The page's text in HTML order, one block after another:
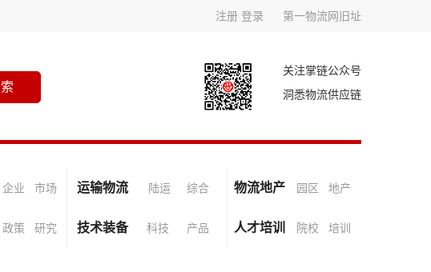
注册 登录 第一物流网旧址
关注掌链公众号
洞悉物流供应链
企业 市场 运输物流 陆运 综合 物流地产 园区 地产
政策 研究 技术装备 科技 产品 人才培训 院校 培训